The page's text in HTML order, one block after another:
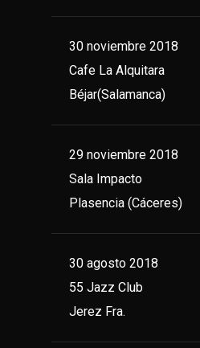
30 noviembre 2018
Cafe La Alquitara
Béjar(Salamanca)
29 noviembre 2018
Sala Impacto
Plasencia (Cáceres)
30 agosto 2018
55 Jazz Club
Jerez Fra.